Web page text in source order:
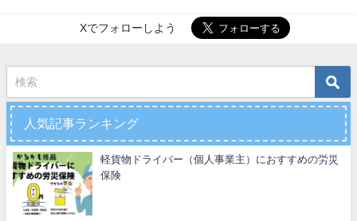
Xでフォローしよう
人気記事ランキング
軽貨物ドライバー（個人事業主）におすすめの労災
保険